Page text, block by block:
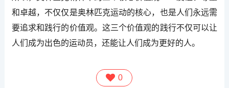
和卓越，不仅仅是奥林匹克运动的核心，也是人们永远需
要追求和践行的价值观。这三个价值观的践行不仅可以让
人们成为出色的运动员，还能让人们成为更好的人。
0